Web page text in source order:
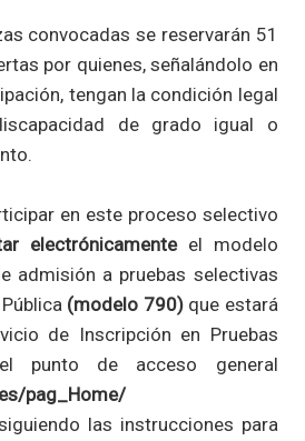
convocadas se reservarán 51
por quienes, señalándolo en
tengan la condición legal
de grado igual o
en este proceso selectivo
electrónicamenteel modelo
admisión a pruebas selectivas
(modelo 790)que estará
de Inscripción en Pruebas
punto de acceso general
pag_Home/
las instrucciones para